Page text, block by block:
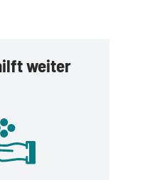
weiter